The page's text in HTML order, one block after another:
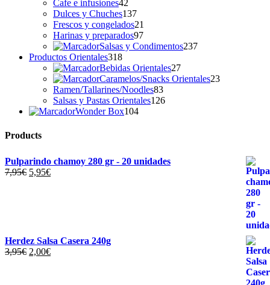
Cafe e infusiones42
productos
Dulces y Chuches137137
productos
Frescos y congelados21
Harinas y preparados9797
productos
Salsas y Condimentos237237
Productos Orientales318318
productos
Bebidas Orientales2727
productos
Caramelos/Snacks Orientales2323
Ramen/Tallarines/Noodles8383
productos
Salsas y Pastas Orientales126126
Wonder Box104104
Products
Pulparindo chamoy 280 gr - 20 unidades
7,95€ El
5,95€El
Herdez Salsa Casera 240g
3,95€ El
2,00€El